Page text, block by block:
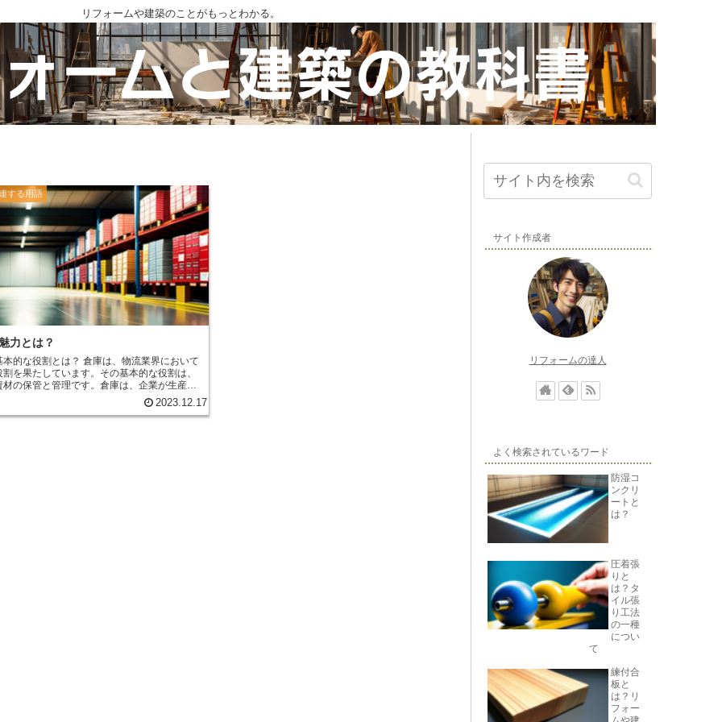
リフォームや建築のことがもっとわかる。
する用語
力とは？
とは？ 倉庫は、物流業界において
を果たしています。その基本的な役割は、
材の保管と管理です。倉庫は、企業が生産し
資材を一時的に保管する場所であり、需要が
迅速に出荷するための効率的な仕組みを提供
ての
2023.12.17
サイト作成者
リフォームの達人
よく検索されているワード
防湿コ
ンクリ
ートと
は？
圧着張
りと
は？タ
イル張
り工法
の一種
につい
て
練付合
板と
は？リ
フォー